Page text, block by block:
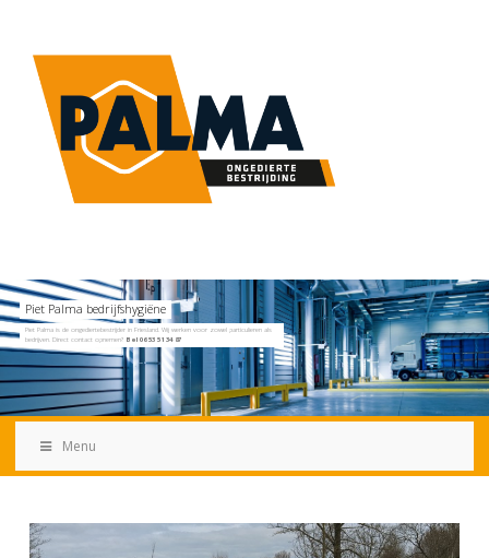
Piet Palma bedrijfshygiëne
Piet Palma is de ongediertebestrijder in Friesland. Wij werken voor zowel particulieren als
bedrijven. Direct contact opnemen? Bel 06 53 51 34 87
Menu